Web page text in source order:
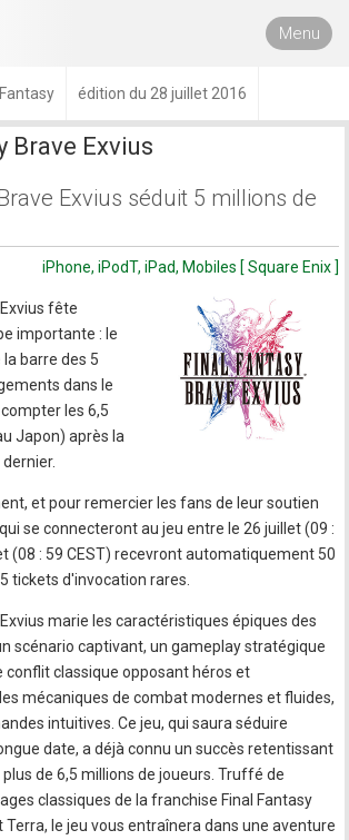
Menu
édition du 28 juillet 2016
Brave Exvius
Exvius séduit 5 millions de
iPhone, iPodT, iPad, Mobiles [ Square Enix ]
fête
importante : le
barre des 5
dans le
les 6,5
Japon) après la
et pour remercier les fans de leur soutien
se connecteront au jeu entre le 26 juillet (09 :
(08 : 59 CEST) recevront automatiquement 50
tickets d'invocation rares.
marie les caractéristiques épiques des
scénario captivant, un gameplay stratégique
conflit classique opposant héros et
mécaniques de combat modernes et fluides,
intuitives. Ce jeu, qui saura séduire
date, a déjà connu un succès retentissant
de 6,5 millions de joueurs. Truffé de
classiques de la franchise Final Fantasy
Terra, le jeu vous entraînera dans une aventure